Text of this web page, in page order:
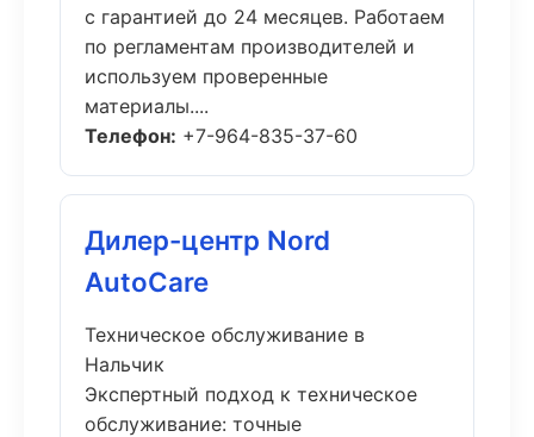
с гарантией до 24 месяцев. Работаем
по регламентам производителей и
используем проверенные
материалы....
Телефон: +7-964-835-37-60
Дилер-центр Nord
AutoCare
Техническое обслуживание в
Нальчик
Экспертный подход к техническое
обслуживание: точные